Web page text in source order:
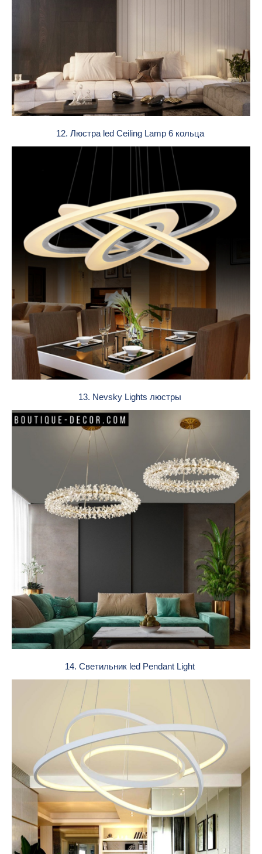
12. Люстра led Ceiling Lamp 6 кольца
13. Nevsky Lights люстры
14. Светильник led Pendant Light